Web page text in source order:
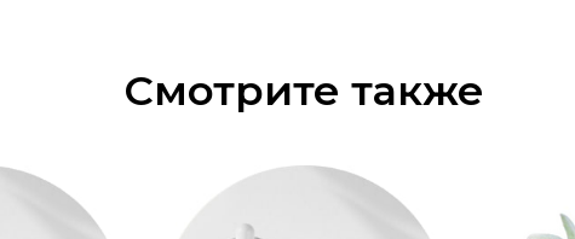
Смотрите также